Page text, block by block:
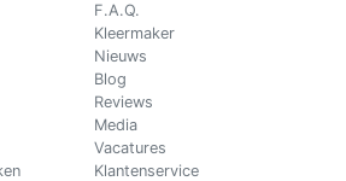
F.A.Q.
Kleermaker
Nieuws
Blog
Reviews
Media
Vacatures
Klantenservice